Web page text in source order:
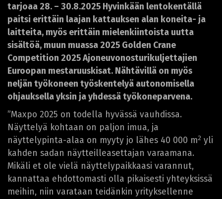
tarjoaa 28. – 30.8.2025 Hyvinkään lentokentällä
paitsi erittäin laajan kattauksen alan koneita- ja
laitteita, myös erittäin mielenkiintoista uutta
sisältöä, muun muassa 2025 Golden Crane
Competition 2025 Ajoneuvonosturikuljettajien
Euroopan mestaruuskisat. Nähtävillä on myös
neljän työkoneen työskentelyä autonomisella
ohjauksella yksin ja yhdessä työkoneparvena.
”Maxpo 2025 on todella hyvässä vauhdissa.
Näyttelyä kohtaan on paljon imua, ja
näyttelypinta-alaa on myyty jo lähes 40 000 m2 yli
kahden sadan näytteilleasettajan varaamana.
Mikäli et ole vielä näyttelypaikkaasi varannut,
kannattaa ehdottomasti olla pikaisesti yhteyksissä
meihin, niin varataan teidänkin yrityksellenne